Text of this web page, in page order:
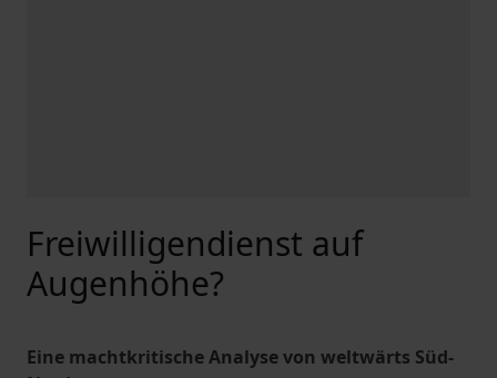
Freiwilligendienst auf
Augenhöhe?
Eine machtkritische Analyse von weltwärts Süd-